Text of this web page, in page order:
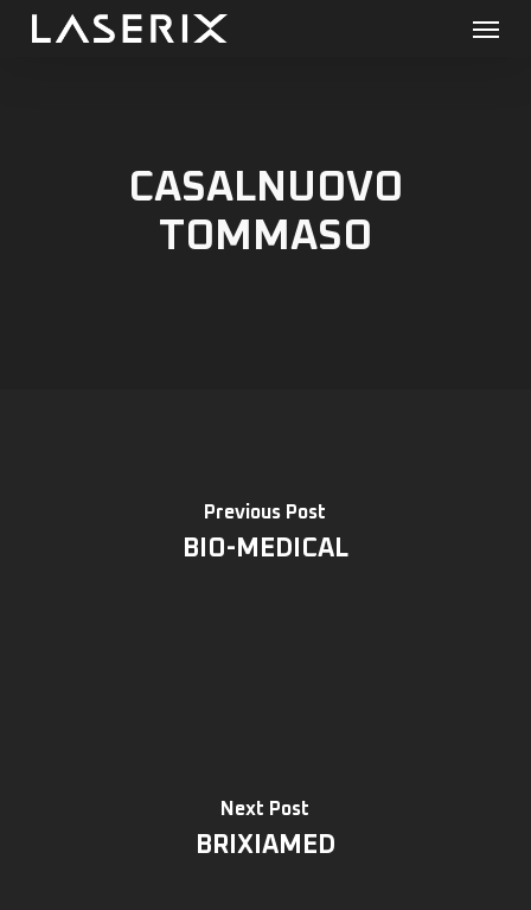
Skip
Menu
CASALNUOVO
TOMMASO
Previous Post
BIO-MEDICAL
Next Post
BRIXIAMED